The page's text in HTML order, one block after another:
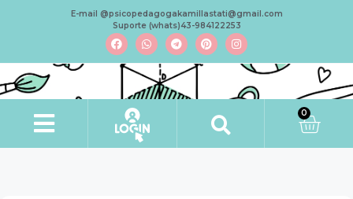
E-mail @psicopedagogakamillastati@gmail.com
Suporte (whats)43-984122253
0